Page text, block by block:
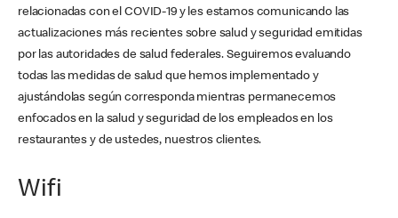
relacionadas con el COVID-19 y les estamos comunicando las
actualizaciones más recientes sobre salud y seguridad emitidas
por las autoridades de salud federales. Seguiremos evaluando
todas las medidas de salud que hemos implementado y
ajustándolas según corresponda mientras permanecemos
enfocados en la salud y seguridad de los empleados en los
restaurantes y de ustedes, nuestros clientes.
Wifi